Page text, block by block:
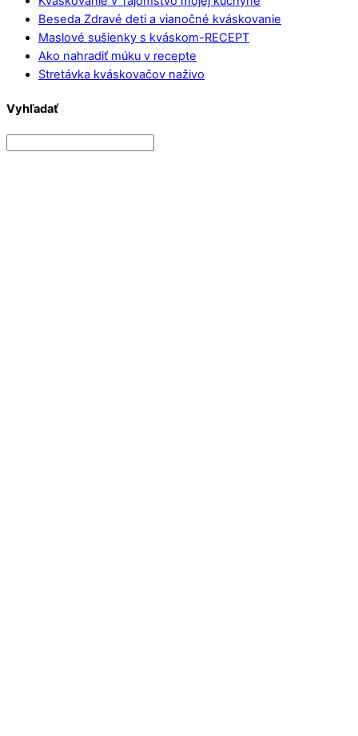
Beseda Zdravé deti a vianočné kváskovanie
Maslové sušienky s kváskom-RECEPT
Ako nahradiť múku v recepte
Stretávka kváskovačov naživo
Vyhľadať